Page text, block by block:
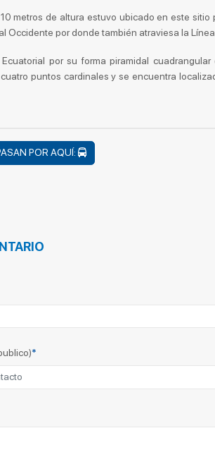
metros de altura estuvo ubicado en este
Occidente por donde también atraviesa la Línea
por su forma piramidal
puntos cardinales y se encuentra
POR AQUÍ:
*